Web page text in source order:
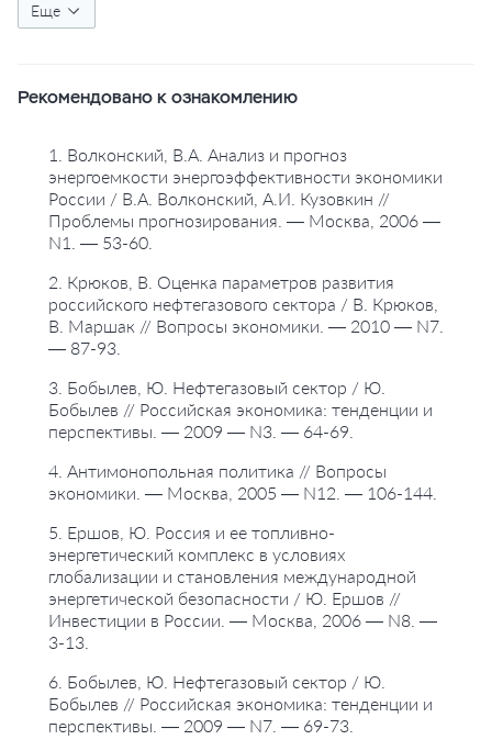
#статистика
Еще
Рекомендовано к ознакомлению
1. Волконский, В.А. Анализ и прогноз
энергоемкости энергоэффективности экономики
России / В.А. Волконский, А.И. Кузовкин //
Проблемы прогнозирования. — Москва, 2006 —
N1. — 53-60.
2. Крюков, В. Оценка параметров развития
российского нефтегазового сектора / В. Крюков,
В. Маршак // Вопросы экономики. — 2010 — N7.
— 87-93.
3. Бобылев, Ю. Нефтегазовый сектор / Ю.
Бобылев // Российская экономика: тенденции и
перспективы. — 2009 — N3. — 64-69.
4. Антимонопольная политика // Вопросы
экономики. — Москва, 2005 — N12. — 106-144.
5. Ершов, Ю. Россия и ее топливно-
энергетический комплекс в условиях
глобализации и становления международной
энергетической безопасности / Ю. Ершов //
Инвестиции в России. — Москва, 2006 — N8. —
3-13.
6. Бобылев, Ю. Нефтегазовый сектор / Ю.
Бобылев // Российская экономика: тенденции и
перспективы. — 2009 — N7. — 69-73.